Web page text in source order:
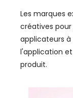
Les marques
créatives pour
applicateurs
l'application
produit.